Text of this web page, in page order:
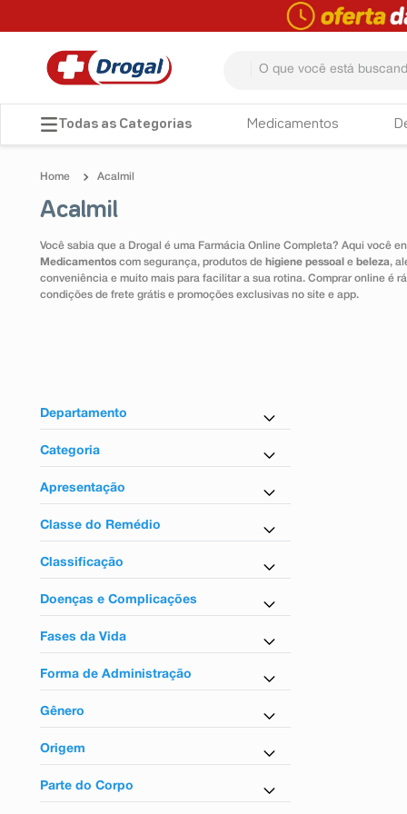
Medicamentos
Acalmil
Acalmil
Você sabia que a Drogal é uma Farmácia Online Completa? Aqui você
Medicamentos com segurança, produtos de higiene pessoal e beleza,
conveniência e muito mais para facilitar a sua rotina. Comprar online é
condições de frete grátis e promoções exclusivas no site e app.
Departamento
Farmácia em Casa
Categoria
Fitoterápico
Apresentação
Comprimido
Classe do Remédio
Fitoterápicos
Classificação
Sem tarja
Doenças e Complicações
Para insônia
Fases da Vida
Para adultos
Forma de Administração
Uso oral
Gênero
Unissex
Origem
Nacional
Parte do Corpo
TERMOS MAIS BUSCADOS
4º tadalafila
5º minoxidil